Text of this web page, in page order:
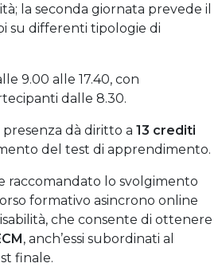
la seconda giornata prevede il
su differenti tipologie di
9.00 alle 17.40, con
dalle 8.30.
dà diritto a 13 crediti
del test di apprendimento.
raccomandato lo svolgimento
formativo asincrono online
che consente di ottenere
, anch’essi subordinati al
finale.